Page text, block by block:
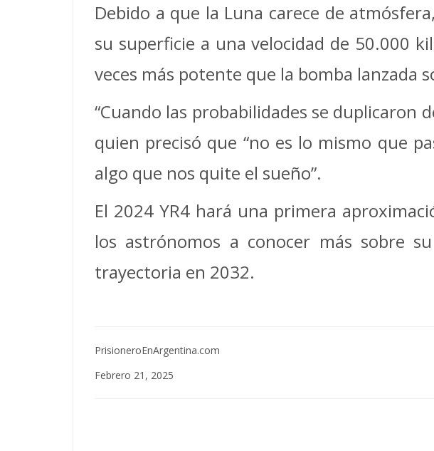
Debido a que la Luna carece de
su superficie a una velocidad de 50.000
veces más potente que la bomba lanzada
“Cuando las probabilidades se duplicaron
quien precisó que “no es lo mismo que
algo que nos quite el sueño”.
El 2024 YR4 hará una primera
los astrónomos a conocer más sobre
trayectoria en 2032.
PrisioneroEnArgentina.com
Febrero 21, 2025